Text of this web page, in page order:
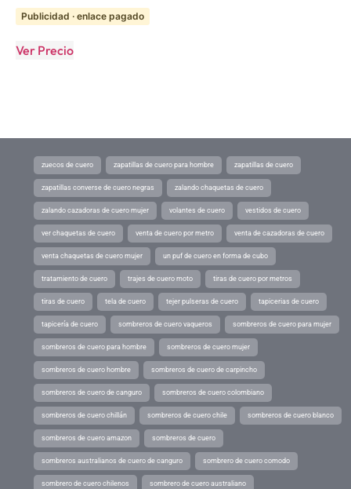
Publicidad · enlace pagado
Ver Precio
zuecos de cuero zapatillas de cuero para hombre zapatillas de cuero
zapatillas converse de cuero negras zalando chaquetas de cuero
zalando cazadoras de cuero mujer volantes de cuero vestidos de cuero
ver chaquetas de cuero venta de cuero por metro venta de cazadoras de cuero
venta chaquetas de cuero mujer un puf de cuero en forma de cubo
tratamiento de cuero trajes de cuero moto tiras de cuero por metros
tiras de cuero tela de cuero tejer pulseras de cuero tapicerias de cuero
tapicería de cuero sombreros de cuero vaqueros sombreros de cuero para mujer
sombreros de cuero para hombre sombreros de cuero mujer
sombreros de cuero hombre sombreros de cuero de carpincho
sombreros de cuero de canguro sombreros de cuero colombiano
sombreros de cuero chillán sombreros de cuero chile sombreros de cuero blanco
sombreros de cuero amazon sombreros de cuero
sombreros australianos de cuero de canguro sombrero de cuero comodo
sombrero de cuero chilenos sombrero de cuero australiano